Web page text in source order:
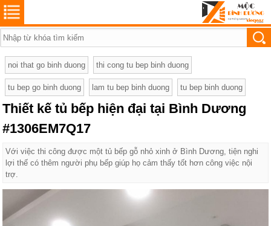
noi that go binh duong thi cong tu bep binh duong
tu bep go binh duong lam tu bep binh duong tu bep binh duong
Thiết kế tủ bếp hiện đại tại Bình Dương
#1306EM7Q17
Với việc thi công được một tủ bếp gỗ nhỏ xinh ở Bình Dương, tiện nghi
lợi thế có thêm người phụ bếp giúp họ cảm thấy tốt hơn công việc nội
trợ.